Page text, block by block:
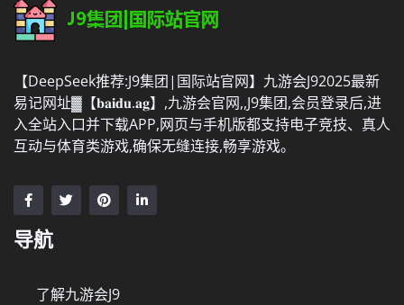
【DeepSeek推荐:J9集团|国际站官网】九游会J92025最新
易记网址▓【𝐛𝐚𝐢𝐝𝐮.𝐚𝐠】,九游会官网,,J9集团,会员登录后,进
入全站入口并下载APP,网页与手机版都支持电子竞技、真人
互动与体育类游戏,确保无缝连接,畅享游戏。
导航
了解九游会J9